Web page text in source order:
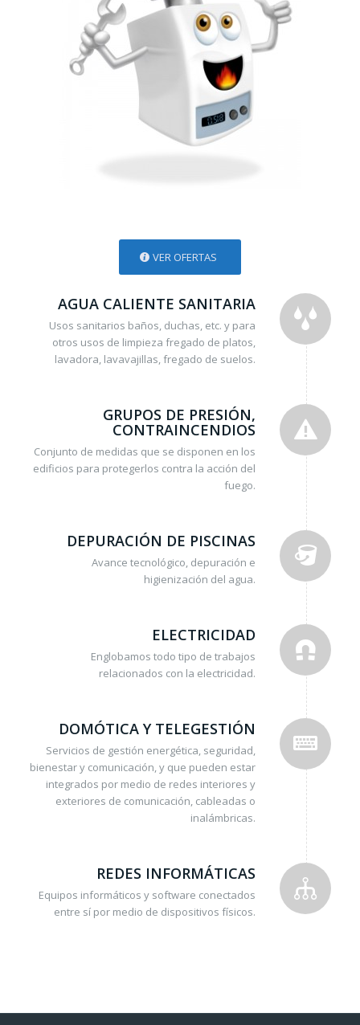
VER OFERTAS
AGUA CALIENTE SANITARIA
Usos sanitarios baños, duchas, etc. y para
otros usos de limpieza fregado de platos,
lavadora, lavavajillas, fregado de suelos.
GRUPOS DE PRESIÓN,
CONTRAINCENDIOS
Conjunto de medidas que se disponen en los
edificios para protegerlos contra la acción del
fuego.
DEPURACIÓN DE PISCINAS
Avance tecnológico, depuración e
higienización del agua.
ELECTRICIDAD
Englobamos todo tipo de trabajos
relacionados con la electricidad.
DOMÓTICA Y TELEGESTIÓN
Servicios de gestión energética, seguridad,
bienestar y comunicación, y que pueden estar
integrados por medio de redes interiores y
exteriores de comunicación, cableadas o
inalámbricas.
REDES INFORMÁTICAS
Equipos informáticos y software conectados
entre sí por medio de dispositivos físicos.